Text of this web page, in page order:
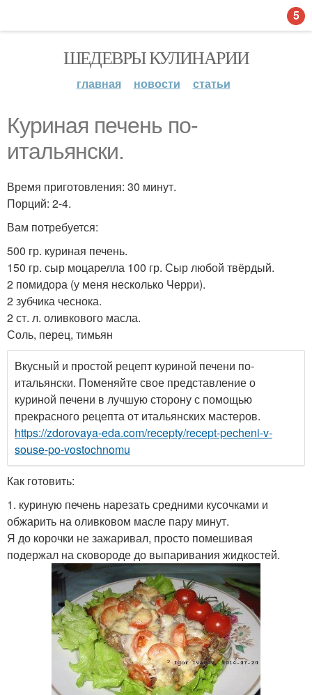
ШЕДЕВРЫ КУЛИНАРИИ
главная новости статьи
Куриная печень по-
итальянски.
Время приготовления: 30 минут.
Порций: 2-4.
Вам потребуется:
500 гр. куриная печень.
150 гр. сыр моцарелла 100 гр. Сыр любой твёрдый.
2 помидора (у меня несколько Черри).
2 зубчика чеснока.
2 ст. л. оливкового масла.
Соль, перец, тимьян
Вкусный и простой рецепт куриной печени по-
итальянски. Поменяйте свое представление о
куриной печени в лучшую сторону с помощью
прекрасного рецепта от итальянских мастеров.
https://zdorovaya-eda.com/recepty/recept-pecheni-v-
souse-po-vostochnomu
Как готовить:
1. куриную печень нарезать средними кусочками и
обжарить на оливковом масле пару минут.
Я до корочки не зажаривал, просто помешивая
подержал на сковороде до выпаривания жидкостей.
5